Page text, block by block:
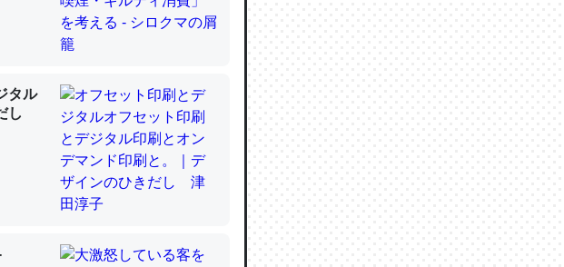
ミグモ）はカルシウムを使わずキ
ないのか」に関する新仮説
タル
し